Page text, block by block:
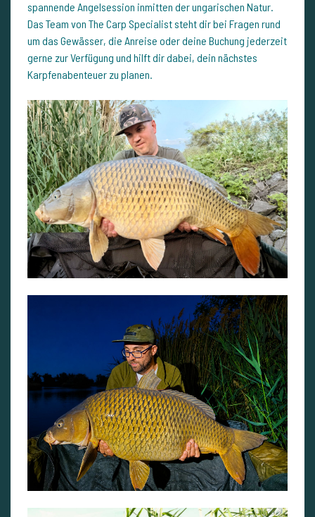
spannende Angelsession inmitten der ungarischen Natur.
Das Team von The Carp Specialist steht dir bei Fragen rund
um das Gewässer, die Anreise oder deine Buchung jederzeit
gerne zur Verfügung und hilft dir dabei, dein nächstes
Karpfenabenteuer zu planen.